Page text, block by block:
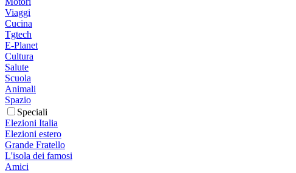
Viaggi
Cucina
Tgtech
E-Planet
Cultura
Salute
Scuola
Animali
Spazio
Speciali
Elezioni Italia
Elezioni estero
Grande Fratello
L'isola dei famosi
Amici